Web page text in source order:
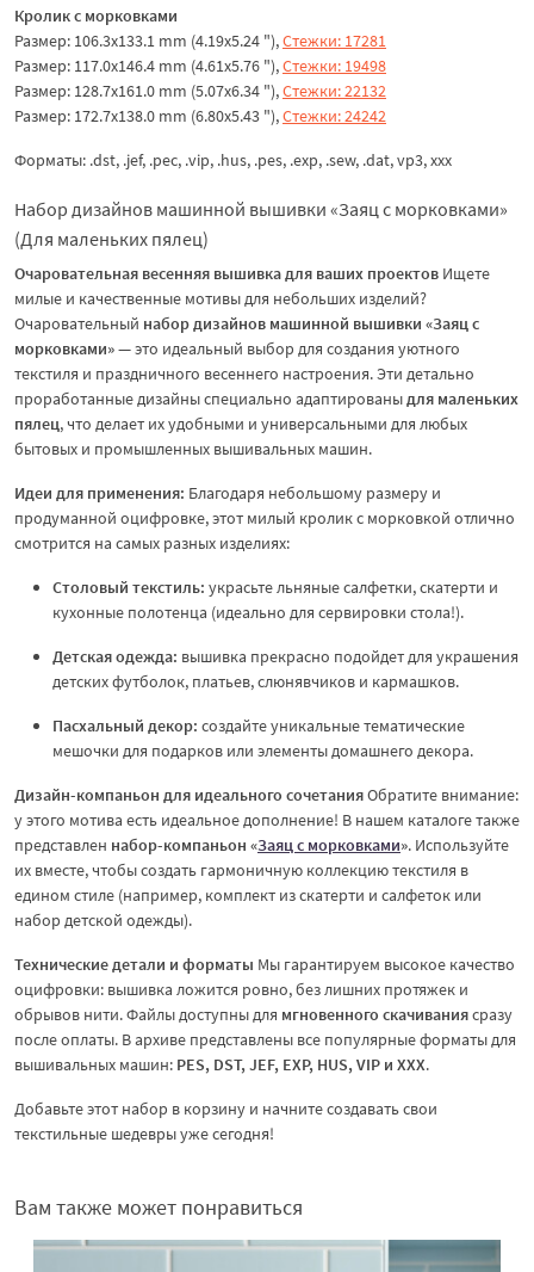
Кролик с морковками
Размер: 106.3x133.1 mm (4.19x5.24 "),Стежки: 17281
Размер: 117.0x146.4 mm (4.61x5.76 "),Стежки: 19498
Размер: 128.7x161.0 mm (5.07x6.34 "),Стежки: 22132
Размер: 172.7x138.0 mm (6.80x5.43 "),Стежки: 24242
Форматы: .dst, .jef, .pec, .vip, .hus, .pes, .exp, .sew, .dat, vp3, ххх
Набор дизайнов машинной вышивки «Заяц с морковками»
(Для маленьких пялец)
Очаровательная весенняя вышивка для ваших проектов Ищете
милые и качественные мотивы для небольших изделий?
Очаровательный набор дизайнов машинной вышивки «Заяц с
морковками»— это идеальный выбор для создания уютного
текстиля и праздничного весеннего настроения. Эти детально
проработанные дизайны специально адаптированы для маленьких
пялец, что делает их удобными и универсальными для любых
бытовых и промышленных вышивальных машин.
Идеи для применения: Благодаря небольшому размеру и
продуманной оцифровке, этот милый кролик с морковкой отлично
смотрится на самых разных изделиях:
Столовый текстиль: украсьте льняные салфетки, скатерти и
кухонные полотенца (идеально для сервировки стола!).
Детская одежда: вышивка прекрасно подойдет для украшения
детских футболок, платьев, слюнявчиков и кармашков.
Пасхальный декор: создайте уникальные тематические
мешочки для подарков или элементы домашнего декора.
Дизайн-компаньон для идеального сочетанияОбратите внимание:
у этого мотива есть идеальное дополнение! В нашем каталоге также
представлен набор-компаньон «Заяц с морковками». Используйте
их вместе, чтобы создать гармоничную коллекцию текстиля в
едином стиле (например, комплект из скатерти и салфеток или
набор детской одежды).
Технические детали и форматы Мы гарантируем высокое качество
оцифровки: вышивка ложится ровно, без лишних протяжек и
обрывов нити. Файлы доступны для мгновенного скачиваниясразу
после оплаты. В архиве представлены все популярные форматы для
вышивальных машин: PES, DST, JEF, EXP, HUS, VIP и XXX.
Добавьте этот набор в корзину и начните создавать свои
текстильные шедевры уже сегодня!
Вам также может понравиться